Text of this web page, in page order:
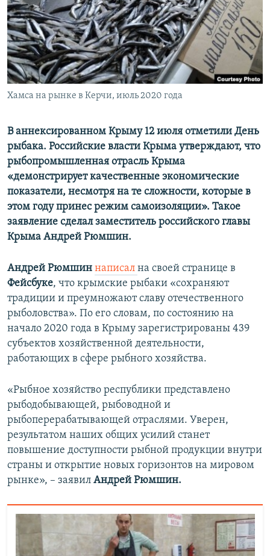
ПОБЕДИТЕЛЕЙ НЕ СУДЯТ?
КРЫМ.НЕПОКОРЕННЫЙ
ELIFBE
УКРАИНСКАЯ ПРОБЛЕМА КРЫМА
ПРИСОЕДИНЯЙТЕСЬ!
Все сайты RFE/RL
Хамса на рынке в Керчи, июль 2020 года
В аннексированном Крыму 12 июля отметили День
рыбака. Российские власти Крыма утверждают, что
рыбопромышленная отрасль Крыма
«демонстрирует качественные экономические
показатели, несмотря на те сложности, которые в
этом году принес режим самоизоляции». Такое
заявление сделал заместитель российского главы
Крыма Андрей Рюмшин.
Андрей Рюмшин написал на своей странице в
Фейсбуке, что крымские рыбаки «сохраняют
традиции и преумножают славу отечественного
рыболовства». По его словам, по состоянию на
начало 2020 года в Крыму зарегистрированы 439
субъектов хозяйственной деятельности,
работающих в сфере рыбного хозяйства.
«Рыбное хозяйство республики представлено
рыбодобывающей, рыбоводной и
рыбоперерабатывающей отраслями. Уверен,
результатом наших общих усилий станет
повышение доступности рыбной продукции внутри
страны и открытие новых горизонтов на мировом
рынке», – заявил Андрей Рюмшин.